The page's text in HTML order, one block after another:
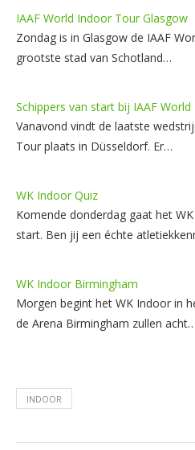
IAAF World Indoor Tour Glasgow
Zondag is in Glasgow de IAAF
grootste stad van Schotland…
Schippers van start bij IAAF
Vanavond vindt de laatste
Tour plaats in Düsseldorf. Er…
WK Indoor Quiz
Komende donderdag gaat het
start. Ben jij een échte
WK Indoor Birmingham
Morgen begint het WK Indoor in
de Arena Birmingham zullen acht…
INDOOR